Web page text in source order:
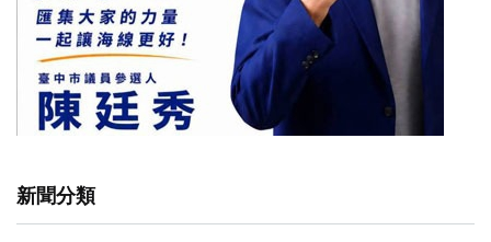
新聞分類